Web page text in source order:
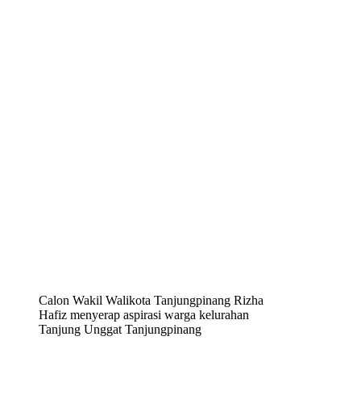
Calon Wakil Walikota Tanjungpinang Rizha
Hafiz menyerap aspirasi warga kelurahan
Tanjung Unggat Tanjungpinang